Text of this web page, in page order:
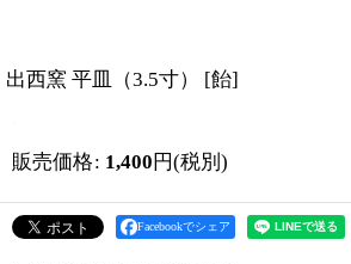
出西窯 平皿（3.5寸） [飴]
販売価格: 1,400 円(税別)
Facebookでシェア